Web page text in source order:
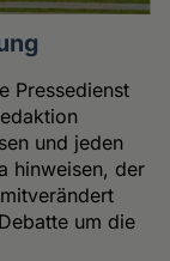
Pressedienst
und jeden
hinweisen, der
um die